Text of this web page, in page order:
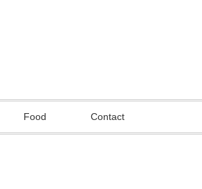
Food Contact